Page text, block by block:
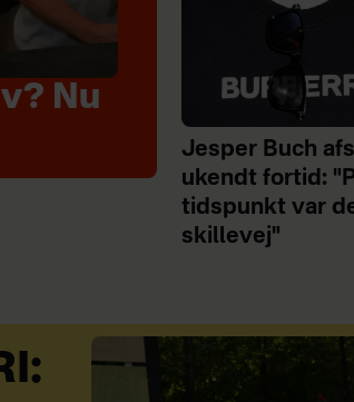
Nu
Jesper Buch
ukendt fortid:
tidspunkt var
skillevej"